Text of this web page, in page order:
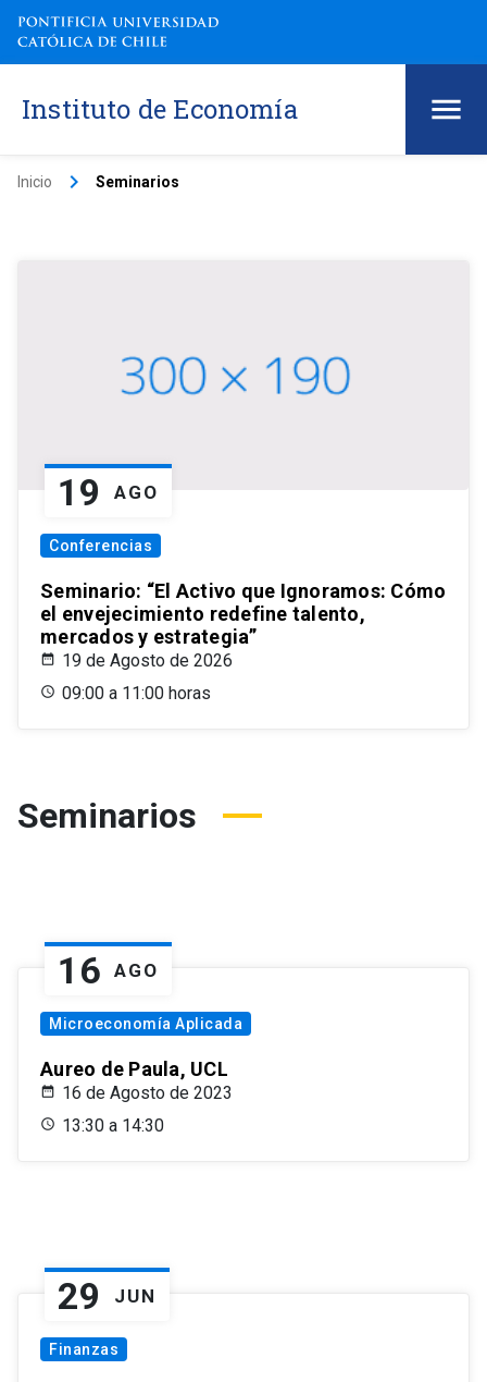
Instituto de Economía
Inicio keyboard_arrow_right Seminarios
19 AGO
Conferencias
Seminario: “El Activo que Ignoramos: Cómo
el envejecimiento redefine talento,
mercados y estrategia”
19 de Agosto de 2026
09:00 a 11:00 horas
Seminarios
16 AGO
Microeconomía Aplicada
Aureo de Paula, UCL
16 de Agosto de 2023
13:30 a 14:30
29 JUN
Finanzas